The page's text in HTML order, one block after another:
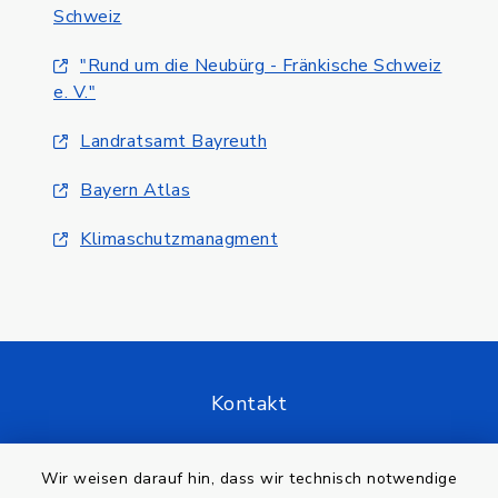
Wir weisen darauf hin, dass wir technisch notwendige
Schweiz
"Rund um die Neubürg - Fränkische Schweiz
e. V."
Landratsamt Bayreuth
Bayern Atlas
Klimaschutzmanagment
Kontakt